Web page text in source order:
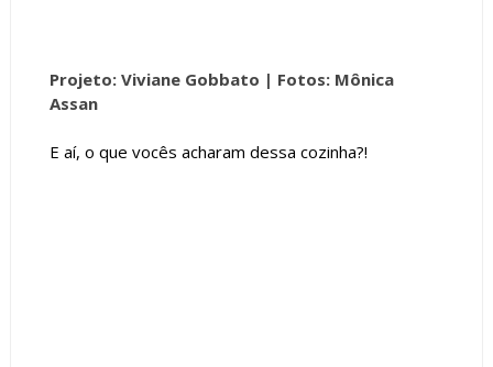
Projeto: Viviane Gobbato | Fotos: Mônica
Assan
E aí, o que vocês acharam dessa cozinha?!